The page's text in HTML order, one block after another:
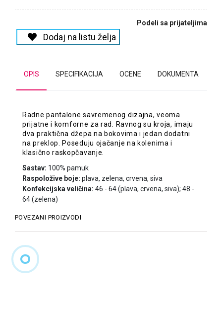
Podeli sa prijateljima
Dodaj na listu želja
OPIS SPECIFIKACIJA OCENE DOKUMENTA
Radne pantalone savremenog dizajna, veoma
prijatne i komforne za rad. Ravnog su kroja, imaju
dva praktična džepa na bokovima i jedan dodatni
na preklop. Poseduju ojačanje na kolenima i
klasično raskopčavanje.
Sastav: 100% pamuk
Raspoložive boje: plava, zelena, crvena, siva
Konfekcijska veličina: 46 - 64 (plava, crvena, siva); 48 -
64 (zelena)
POVEZANI PROIZVODI